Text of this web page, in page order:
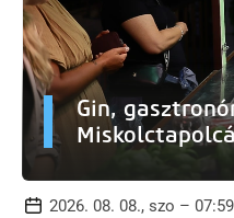
Gin,
2026. 08. 08., szo – 07:59